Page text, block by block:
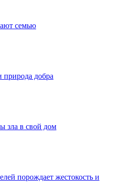
семью
природа добра
зла в свой дом
порождает жестокость и